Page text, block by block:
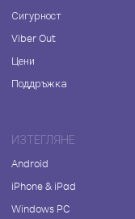
Сигурност
Viber Out
Цени
Поддръжка
ИЗТЕГЛЯНЕ
Android
iPhone & iPad
Windows PC